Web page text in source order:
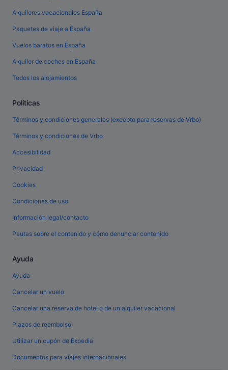
Alquileres vacacionales España
Paquetes de viaje a España
Vuelos baratos en España
Alquiler de coches en España
Todos los alojamientos
Políticas
Términos y condiciones generales (excepto para reservas de Vrbo)
Términos y condiciones de Vrbo
Accesibilidad
Privacidad
Cookies
Condiciones de uso
Información legal/contacto
Pautas sobre el contenido y cómo denunciar contenido
Ayuda
Ayuda
Cancelar un vuelo
Cancelar una reserva de hotel o de un alquiler vacacional
Plazos de reembolso
Utilizar un cupón de Expedia
Documentos para viajes internacionales